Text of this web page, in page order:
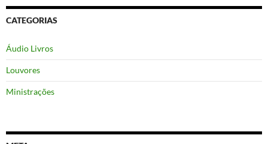
CATEGORIAS
Áudio Livros
Louvores
Ministrações